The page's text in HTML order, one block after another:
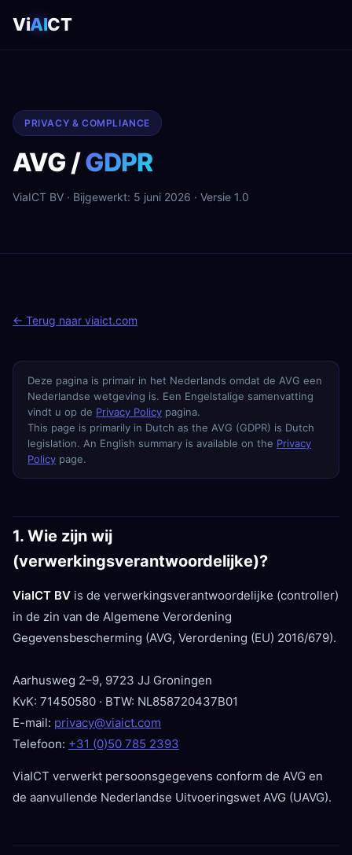
ViAICT
PRIVACY & COMPLIANCE
AVG /GDPR
ViaICT BV · Bijgewerkt: 5 juni 2026 · Versie 1.0
← Terug naar viaict.com
Deze pagina is primair in het Nederlands omdat de AVG een
Nederlandse wetgeving is. Een Engelstalige samenvatting
vindt u op de Privacy Policy pagina.
This page is primarily in Dutch as the AVG (GDPR) is Dutch
legislation. An English summary is available on the Privacy
Policy page.
1. Wie zijn wij
(verwerkingsverantwoordelijke)?
ViaICT BV is de verwerkingsverantwoordelijke (controller)
in de zin van de Algemene Verordening
Gegevensbescherming (AVG, Verordening (EU) 2016/679).
Aarhusweg 2–9, 9723 JJ Groningen
KvK: 71450580 · BTW: NL858720437B01
E-mail: privacy@viaict.com
Telefoon: +31 (0)50 785 2393
ViaICT verwerkt persoonsgegevens conform de AVG en
de aanvullende Nederlandse Uitvoeringswet AVG (UAVG).